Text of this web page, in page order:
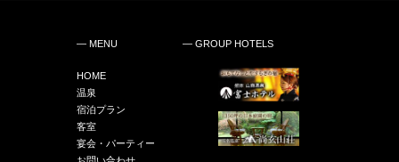
― MENU
HOME
温泉
宿泊プラン
客室
宴会・パーティー
お問い合わせ
― GROUP HOTELS